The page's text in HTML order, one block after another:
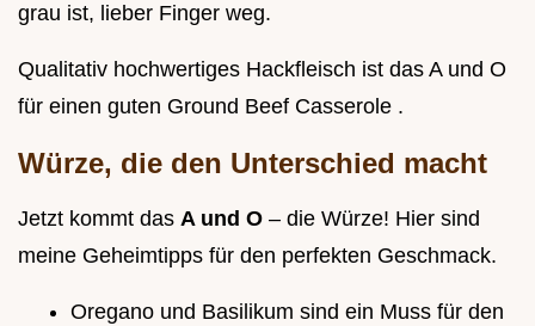
grau ist, lieber Finger weg.
Qualitativ hochwertiges Hackfleisch ist das A und O
für einen guten Ground Beef Casserole .
Würze, die den Unterschied macht
Jetzt kommt das A und O – die Würze! Hier sind
meine Geheimtipps für den perfekten Geschmack.
Oregano und Basilikum sind ein Muss für den